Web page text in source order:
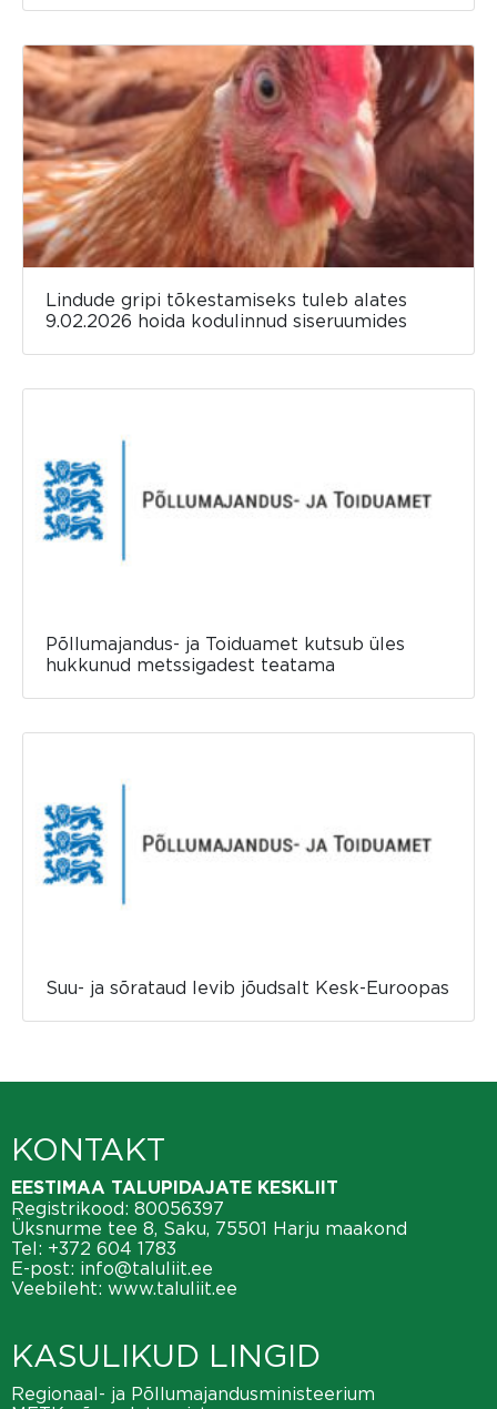
Lindude gripi tõkestamiseks tuleb alates
9.02.2026 hoida kodulinnud siseruumides
Põllumajandus- ja Toiduamet kutsub üles
hukkunud metssigadest teatama
Suu- ja sõrataud levib jõudsalt Kesk-Euroopas
KONTAKT
EESTIMAA TALUPIDAJATE KESKLIIT
Registrikood: 80056397
Üksnurme tee 8, Saku, 75501 Harju maakond
Tel: +372 604 1783
E-post: info@taluliit.ee
Veebileht: www.taluliit.ee
KASULIKUD LINGID
Regionaal- ja Põllumajandusministeerium